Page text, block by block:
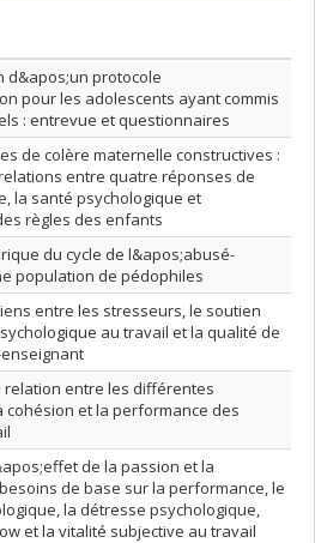
décroissant
d&apos;un protocole
pour les adolescents ayant commis
: entrevue et questionnaires
de colère maternelle constructives :
entre quatre réponses de
la santé psychologique et
règles des enfants
du cycle de l&apos;abusé-
population de pédophiles
entre les stresseurs, le soutien
au travail et la qualité de
relation entre les différentes
cohésion et la performance des
de la passion et la
de base sur la performance, le
la détresse psychologique,
et la vitalité subjective au travail